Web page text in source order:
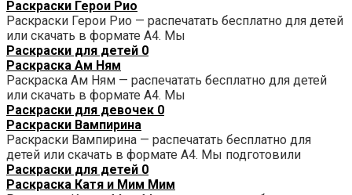
Раскраски Герои Рио
Раскраски Герои Рио — распечатать бесплатно для детей
или скачать в формате А4. Мы
Раскраски для детей 0
Раскраска Ам Ням
Раскраска Ам Ням — распечатать бесплатно для детей
или скачать в формате А4. Мы
Раскраски для девочек 0
Раскраски Вампирина
Раскраски Вампирина — распечатать бесплатно для
детей или скачать в формате А4. Мы подготовили
Раскраски для детей 0
Раскраска Катя и Мим Мим